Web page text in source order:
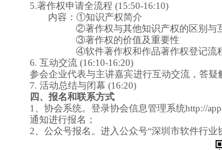
5.著作权申请全流程 (1 5:50-16:10)
内容： ①知识产权简介
②著作权与其他知识产权的区别与
③著作权的价值及重要性
④软件著作权和作品著作权登记流
6. 互动交流 (16:10-16:20)
参会企业代表与主讲嘉宾进行互动交流，答疑
7. 活动总结与闭幕 (16:20)
四 、报名和联系方式
1、协会系统。登录协会信息管理系统http://
通知进行报名；
2、公众号报名。进入公众号“深圳市软件行业